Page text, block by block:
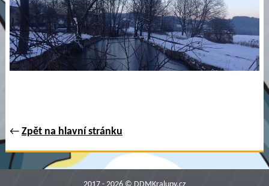
← Zpět na hlavní stránku